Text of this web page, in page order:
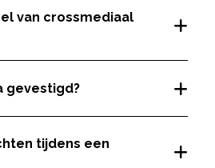
van crossmediaal
gevestigd?
tijdens een